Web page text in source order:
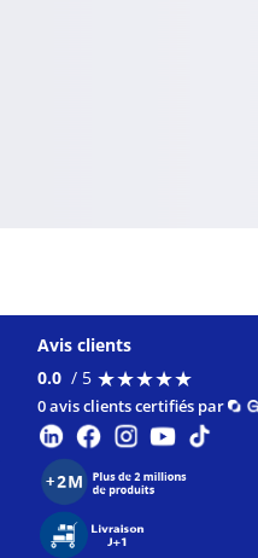
Avis clients
0.0 / 5 ★★★★★
★★★★★
0 avis clients certifiés par